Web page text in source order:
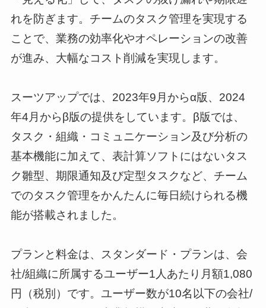
れを防ぎます。チームのタスク管理を実現する
ことで、業務の効率化やオペレーションの改善
が進み、大幅なコスト削減を実現します。
スーツアップでは、2023年9月からα版、2024
年4月からβ版の提供をしています。β版では、
タスク・組織・コミュニケーション及び分析の
基本機能に加えて、表計算ソフトにはないタス
ク雛型、期限通知及び定型タスクなど、チーム
でのタスク管理をかんたんに毎日続けられる機
能が搭載されました。
プランと料金は、スタンダード・プランは、会
社/組織に所属するユーザー1人あたり月額1,080
円（税別）です。ユーザー数が10名以下の会社/